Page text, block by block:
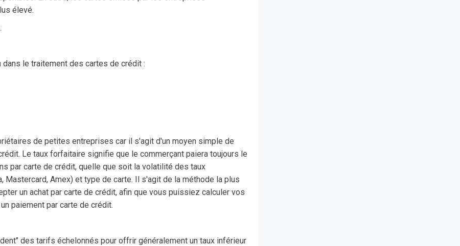
élevé.
le traitement des cartes de crédit :
de petites entreprises car il s'agit d'un moyen simple de
Le taux forfaitaire signifie que le commerçant paiera toujours le
par carte de crédit, quelle que soit la volatilité des taux
Mastercard, Amex) et type de carte. Il s'agit de la méthode la plus
un achat par carte de crédit, afin que vous puissiez calculer vos
paiement par carte de crédit.
des tarifs échelonnés pour offrir généralement un taux inférieur